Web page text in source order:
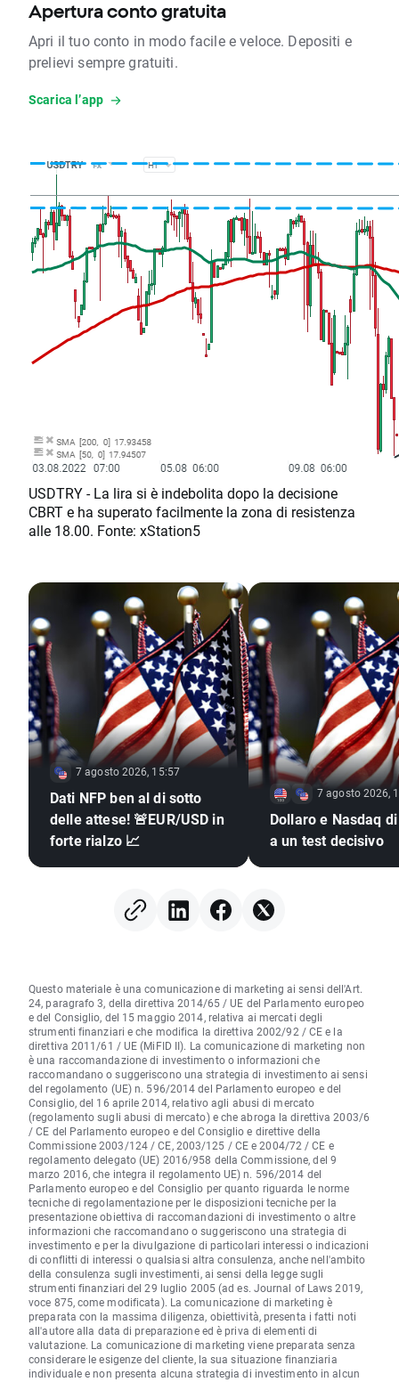
Apertura conto gratuita
Apri il tuo conto in modo facile e veloce. Depositi e
prelievi sempre gratuiti.
Scarica l’app
USDTRY - La lira si è indebolita dopo la decisione
CBRT e ha superato facilmente la zona di resistenza
alle 18.00. Fonte: xStation5
7 agosto 2026, 15:57
Dati NFP ben al di sotto
delle attese! 🚨EUR/USD in
forte rialzo 📈
7 agosto 2026,
Dollaro e Nasdaq
a un test decisivo
Questo materiale è una comunicazione di marketing ai sensi dell'Art.
24, paragrafo 3, della direttiva 2014/65 / UE del Parlamento europeo
e del Consiglio, del 15 maggio 2014, relativa ai mercati degli
strumenti finanziari e che modifica la direttiva 2002/92 / CE e la
direttiva 2011/61 / UE (MiFID II). La comunicazione di marketing non
è una raccomandazione di investimento o informazioni che
raccomandano o suggeriscono una strategia di investimento ai sensi
del regolamento (UE) n. 596/2014 del Parlamento europeo e del
Consiglio, del 16 aprile 2014, relativo agli abusi di mercato
(regolamento sugli abusi di mercato) e che abroga la direttiva 2003/6
/ CE del Parlamento europeo e del Consiglio e direttive della
Commissione 2003/124 / CE, 2003/125 / CE e 2004/72 / CE e
regolamento delegato (UE) 2016/958 della Commissione, del 9
marzo 2016, che integra il regolamento UE) n. 596/2014 del
Parlamento europeo e del Consiglio per quanto riguarda le norme
tecniche di regolamentazione per le disposizioni tecniche per la
presentazione obiettiva di raccomandazioni di investimento o altre
informazioni che raccomandano o suggeriscono una strategia di
investimento e per la divulgazione di particolari interessi o indicazioni
di conflitti di interessi o qualsiasi altra consulenza, anche nell'ambito
della consulenza sugli investimenti, ai sensi della legge sugli
strumenti finanziari del 29 luglio 2005 (ad es. Journal of Laws 2019,
voce 875, come modificata). La comunicazione di marketing è
preparata con la massima diligenza, obiettività, presenta i fatti noti
all'autore alla data di preparazione ed è priva di elementi di
valutazione. La comunicazione di marketing viene preparata senza
considerare le esigenze del cliente, la sua situazione finanziaria
individuale e non presenta alcuna strategia di investimento in alcun